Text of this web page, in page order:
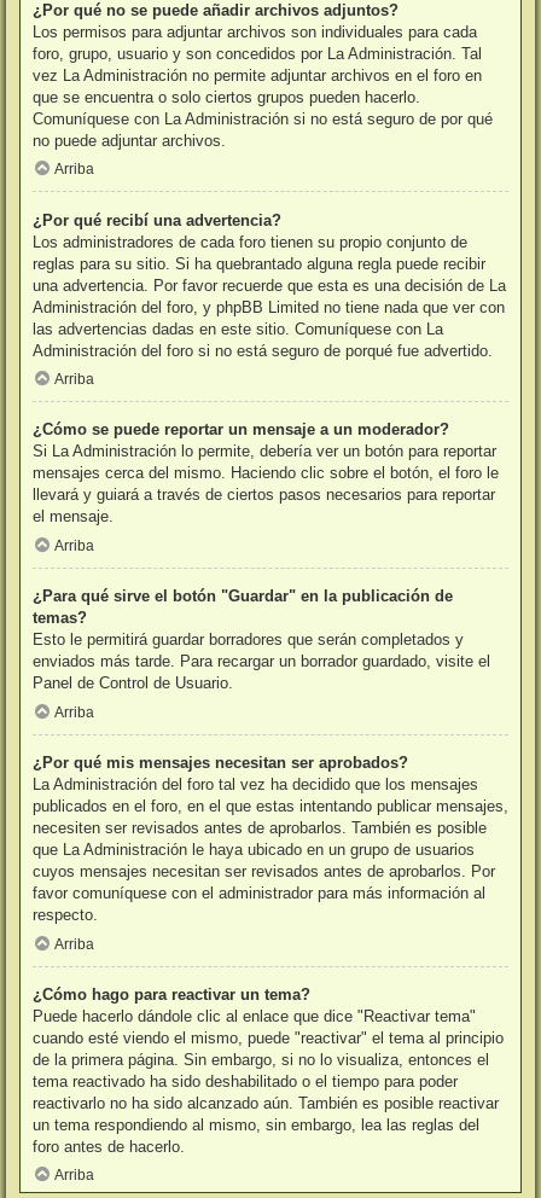
¿Por qué no se puede añadir archivos adjuntos?
Los permisos para adjuntar archivos son individuales para cada
foro, grupo, usuario y son concedidos por La Administración. Tal
vez La Administración no permite adjuntar archivos en el foro en
que se encuentra o solo ciertos grupos pueden hacerlo.
Comuníquese con La Administración si no está seguro de por qué
no puede adjuntar archivos.
Arriba
¿Por qué recibí una advertencia?
Los administradores de cada foro tienen su propio conjunto de
reglas para su sitio. Si ha quebrantado alguna regla puede recibir
una advertencia. Por favor recuerde que esta es una decisión de La
Administración del foro, y phpBB Limited no tiene nada que ver con
las advertencias dadas en este sitio. Comuníquese con La
Administración del foro si no está seguro de porqué fue advertido.
Arriba
¿Cómo se puede reportar un mensaje a un moderador?
Si La Administración lo permite, debería ver un botón para reportar
mensajes cerca del mismo. Haciendo clic sobre el botón, el foro le
llevará y guiará a través de ciertos pasos necesarios para reportar
el mensaje.
Arriba
¿Para qué sirve el botón "Guardar" en la publicación de
temas?
Esto le permitirá guardar borradores que serán completados y
enviados más tarde. Para recargar un borrador guardado, visite el
Panel de Control de Usuario.
Arriba
¿Por qué mis mensajes necesitan ser aprobados?
La Administración del foro tal vez ha decidido que los mensajes
publicados en el foro, en el que estas intentando publicar mensajes,
necesiten ser revisados antes de aprobarlos. También es posible
que La Administración le haya ubicado en un grupo de usuarios
cuyos mensajes necesitan ser revisados antes de aprobarlos. Por
favor comuníquese con el administrador para más información al
respecto.
Arriba
¿Cómo hago para reactivar un tema?
Puede hacerlo dándole clic al enlace que dice "Reactivar tema"
cuando esté viendo el mismo, puede "reactivar" el tema al principio
de la primera página. Sin embargo, si no lo visualiza, entonces el
tema reactivado ha sido deshabilitado o el tiempo para poder
reactivarlo no ha sido alcanzado aún. También es posible reactivar
un tema respondiendo al mismo, sin embargo, lea las reglas del
foro antes de hacerlo.
Arriba